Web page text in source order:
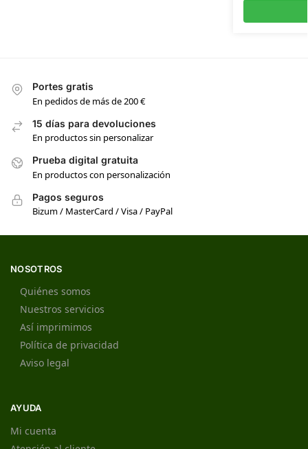
Portes gratis
En pedidos de más de 200 €
15 días para devoluciones
En productos sin personalizar
Prueba digital gratuita
En productos con personalización
Pagos seguros
Bizum / MasterCard / Visa / PayPal
NOSOTROS
Quiénes somos
Nuestros servicios
Así imprimimos
Política de privacidad
Aviso legal
AYUDA
Mi cuenta